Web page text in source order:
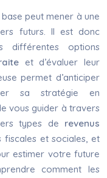
peut mener à une
futurs. Il est donc
différentes options
et d’évaluer leur
permet d’anticiper
sa stratégie en
vous guider à travers
types de revenus
fiscales et sociales, et
estimer votre future
comment les